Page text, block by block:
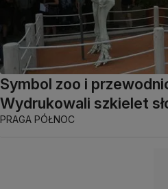
Symbol zoo i
Wydrukowali szkielet
PRAGA PÓŁNOC